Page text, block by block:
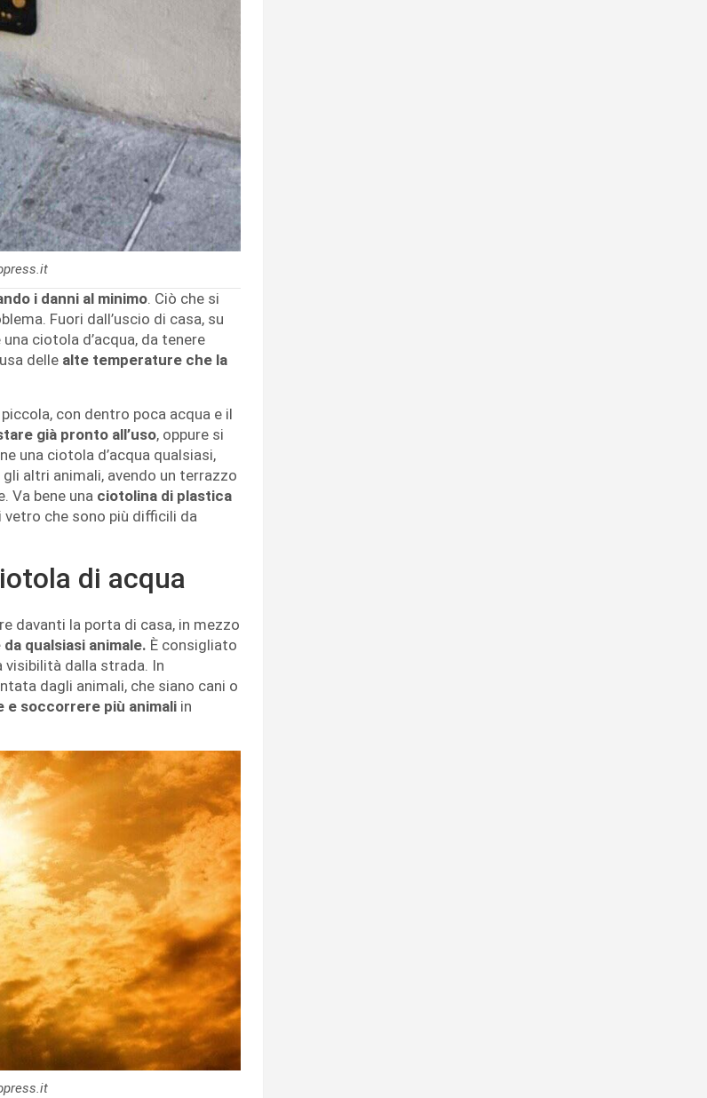
i danni al minimo. Ciò che si
Fuori dall’uscio di casa, su
ciotola d’acqua, da tenere
delle alte temperature che la
con dentro poca acqua e il
già pronto all’uso, oppure si
una ciotola d’acqua qualsiasi,
altri animali, avendo un terrazzo
Va bene una ciotolina di plastica
che sono più difficili da
di acqua
davanti la porta di casa, in mezzo
qualsiasi animale. È consigliato
visibilità dalla strada. In
dagli animali, che siano cani o
e soccorrere più animali in